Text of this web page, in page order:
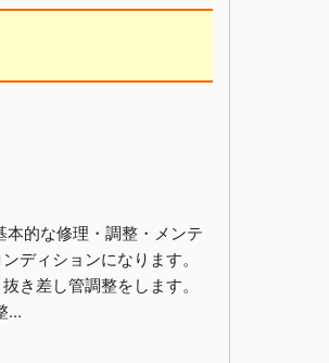
本的な修理・調整・メンテ
ディションになります。
き差し管調整をします。
...